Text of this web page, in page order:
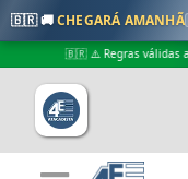
🇧🇷 🚚CHEGARÁ AMANHÃ
🇧🇷 ⚠️ Regras válidas apenas